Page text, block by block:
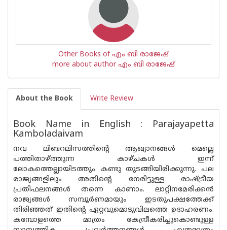
Other Books of എം ബി രാജേഷ്‌
more about author എം ബി രാജേഷ്‌
About the Book Write Review
Book Name in English : Parajayapetta
Kamboladaivam
നവ ലിബറലിസത്തിന്റെ ആഖ്യാനങ്ങള്‍ മെല്ലെ
പത്തിതാഴ്ത്തുന്ന കാഴ്ചകള്‍ ഇന്ന്
ലോകത്തെല്ലായിടത്തും കണ്ടു തുടങ്ങിയിരിക്കുന്നു. പല
രാജ്യങ്ങളിലും അതിന്റെ നേരിട്ടുള്ള രാഷ്ട്രീയ
പ്രതിഫലനങ്ങള്‍ തന്നെ കാണാം. ലാറ്റിനമേരിക്കന്‍
രാജ്യങ്ങള്‍ സമ്പൂര്‍ണമായും ഇടതുപക്ഷത്തേക്ക്
തിരിഞ്ഞത് ഇതിന്റെ ഏറ്റവുമൊടുവിലത്തെ ഉദാഹരണം.
കമ്പോളത്തെ മാത്രം കേന്ദ്രീകരിച്ചുകൊണ്ടുള്ള